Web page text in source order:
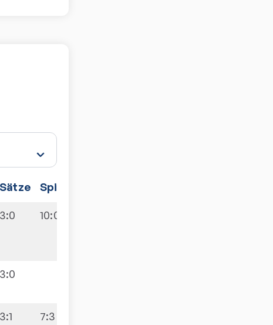
Sätze Spiele
3:0 10:0
3:0
3:1 7:3